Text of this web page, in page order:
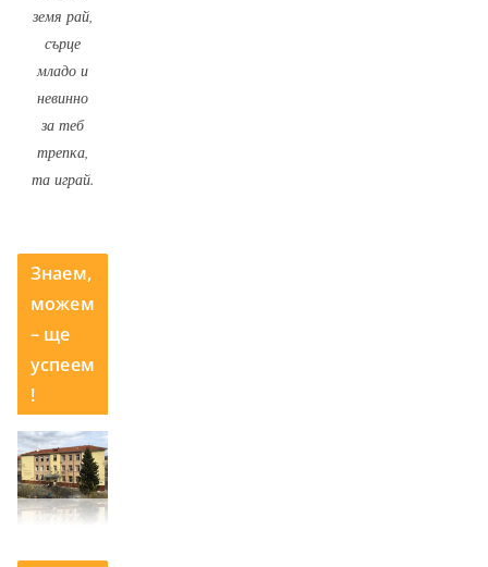
земя рай,
сърце
младо и
невинно
за теб
трепка,
та играй.
Знаем,
можем
– ще
успеем
!